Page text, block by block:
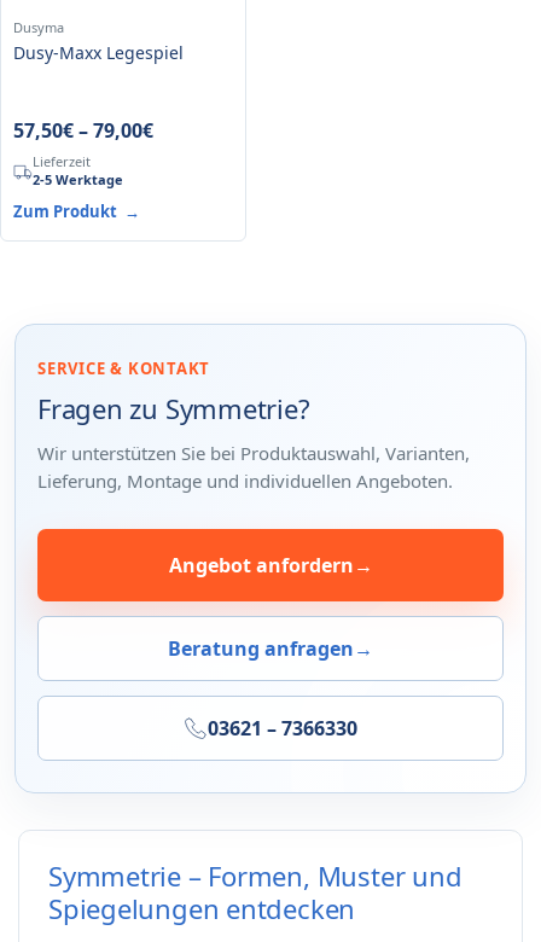
Dusyma
Dusy-Maxx Legespiel
57,50€–79,00€
Lieferzeit
2-5 Werktage
Zum Produkt →
SERVICE & KONTAKT
Fragen zu Symmetrie?
Wir unterstützen Sie bei Produktauswahl, Varianten,
Lieferung, Montage und individuellen Angeboten.
Angebot anfordern→
Beratung anfragen→
03621 – 7366330
Symmetrie – Formen, Muster und
Spiegelungen entdecken